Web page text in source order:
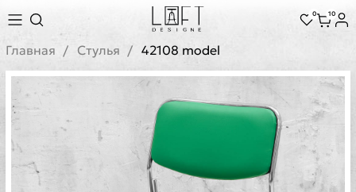
0 10
Главная Стулья 42108 model